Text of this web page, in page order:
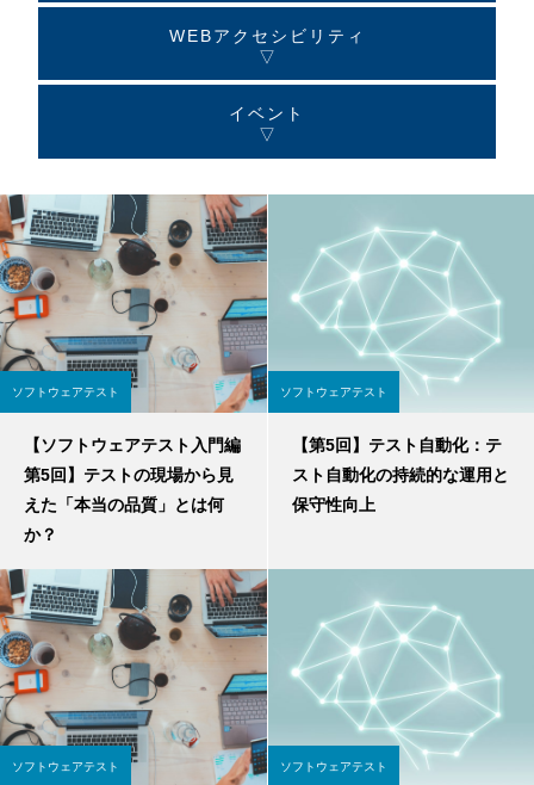
WEBアクセシビリティ
▽
イベント
▽
ソフトウェアテスト
【ソフトウェアテスト入門編
第5回】テストの現場から見
えた「本当の品質」とは何
か？
ソフトウェアテスト
【第5回】テスト自動化：テ
スト自動化の持続的な運用と
保守性向上
ソフトウェアテスト ソフトウェアテスト